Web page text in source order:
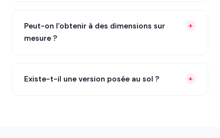
Peut-on l'obtenir à des dimensions sur
mesure ?
Existe-t-il une version posée au sol ?